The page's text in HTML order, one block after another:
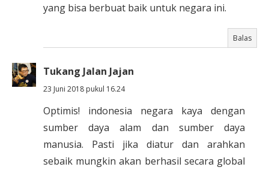
yang bisa berbuat baik untuk negara ini.
Balas
Tukang Jalan Jajan
23 Juni 2018 pukul 16.24
Optimis! indonesia negara kaya dengan
sumber daya alam dan sumber daya
manusia. Pasti jika diatur dan arahkan
sebaik mungkin akan berhasil secara global